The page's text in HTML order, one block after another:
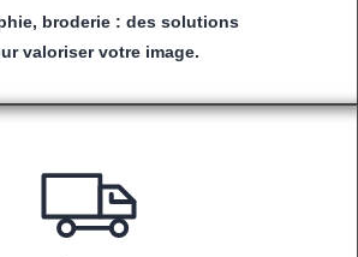
broderie : des solutions
valoriser votre image.